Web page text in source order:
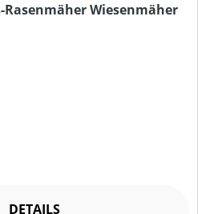
Rasenmäher Wiesenmäher
DETAILS